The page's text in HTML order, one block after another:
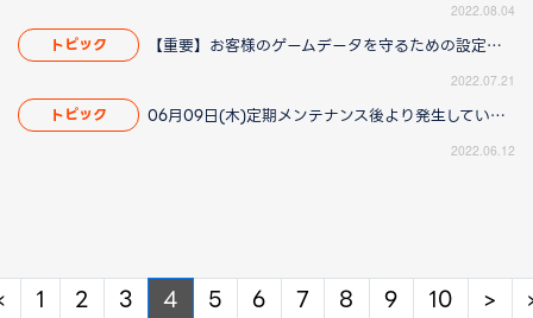
2022.08.04
トピック 【重要】お客様のゲームデータを守るための設定について
2022.07.21
トピック 06月09日(木)定期メンテナンス後より発生している動作遅延につきまして（2022/06/16 14:00更新）
2022.06.12
Previous
1 2 3 4 5 6 7 8 9 10 >